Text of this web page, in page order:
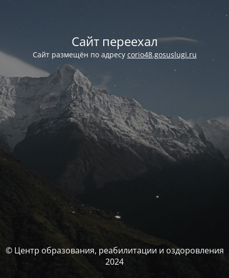
Сайт переехал
Сайт размещён по адресу corio48.gosuslugi.ru
© Центр образования, реабилитации и оздоровления
2024